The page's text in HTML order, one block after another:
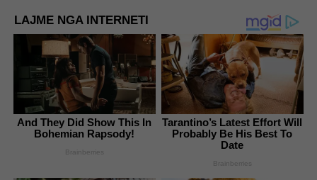
LAJME NGA INTERNETI
And They Did Show This In
Bohemian Rapsody!
Brainberries
Tarantino’s Latest Effort Will
Probably Be His Best To
Date
Brainberries